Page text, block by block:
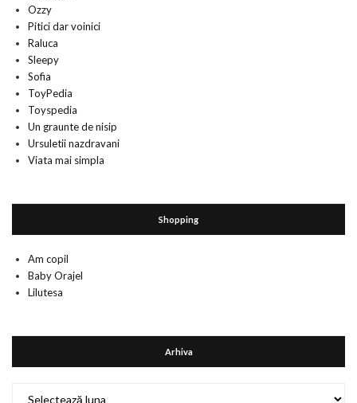
Ozzy
Pitici dar voinici
Raluca
Sleepy
Sofia
ToyPedia
Toyspedia
Un graunte de nisip
Ursuletii nazdravani
Viata mai simpla
Shopping
Am copil
Baby Orajel
Lilutesa
Arhiva